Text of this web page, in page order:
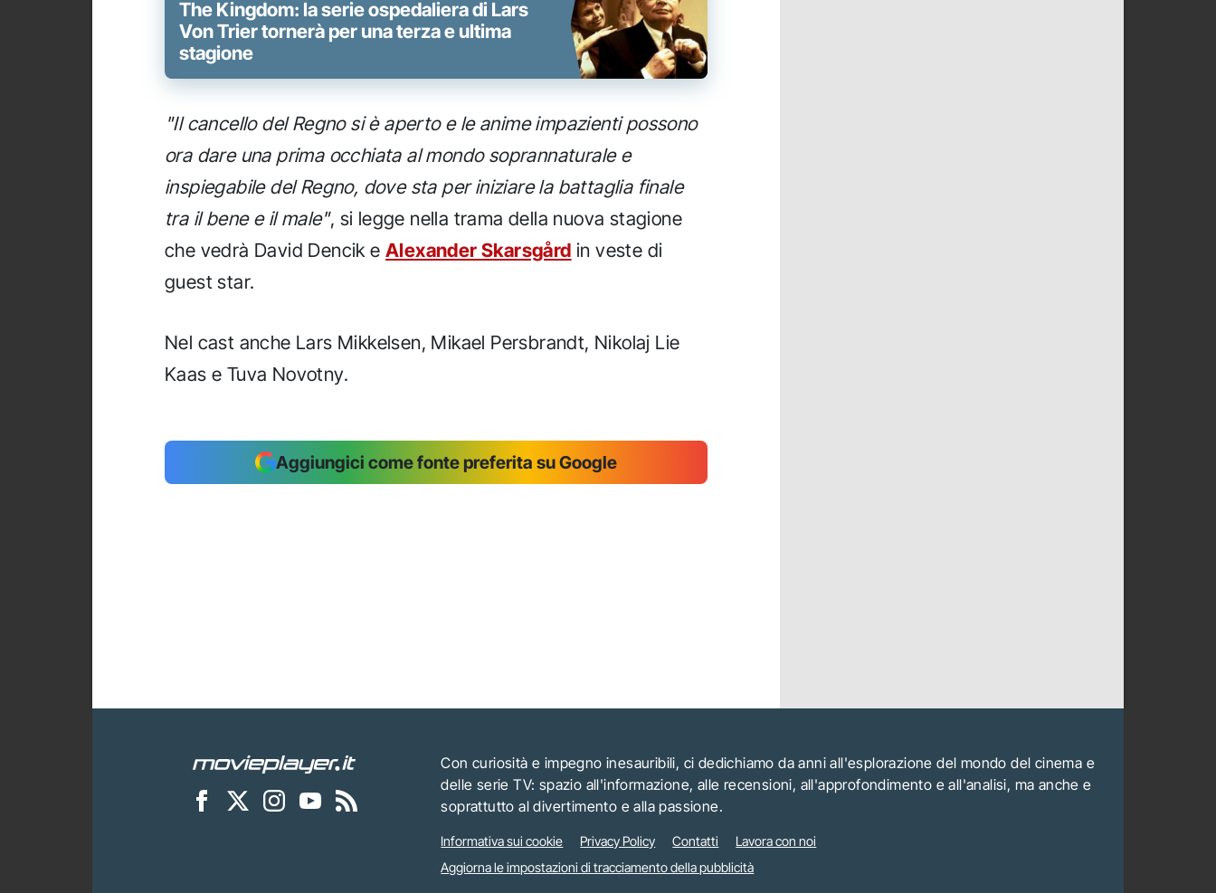
The Kingdom: la serie ospedaliera di Lars
Von Trier tornerà per una terza e ultima
stagione
"Il cancello del Regno si è aperto e le anime impazienti possono
ora dare una prima occhiata al mondo soprannaturale e
inspiegabile del Regno, dove sta per iniziare la battaglia finale
tra il bene e il male", si legge nella trama della nuova stagione
che vedrà David Dencik e Alexander Skarsgård in veste di
guest star.
Nel cast anche Lars Mikkelsen, Mikael Persbrandt, Nikolaj Lie
Kaas e Tuva Novotny.
Aggiungici come fonte preferita su Google
Con curiosità e impegno inesauribili, ci dedichiamo da anni all'esplorazione del mondo del cinema e
delle serie TV: spazio all'informazione, alle recensioni, all'approfondimento e all'analisi, ma anche e
soprattutto al divertimento e alla passione.
Informativa sui cookie Privacy Policy Contatti
Lavora con noi
Aggiorna le impostazioni di tracciamento della pubblicità